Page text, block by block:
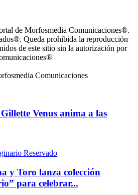
de Morfosmedia Comunicaciones®.
Queda prohibida la reproducción
de este sitio sin la autorización por
Comunicaciones
Venus anima a las
y Toro lanza colección
para celebrar...